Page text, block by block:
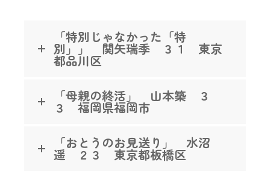
「特別じゃなかった「特
別」」 関矢瑞季 ３１ 東京
都品川区
「母親の終活」 山本築 ３
３ 福岡県福岡市
「おとうのお見送り」 水沼
遥 ２３ 東京都板橋区